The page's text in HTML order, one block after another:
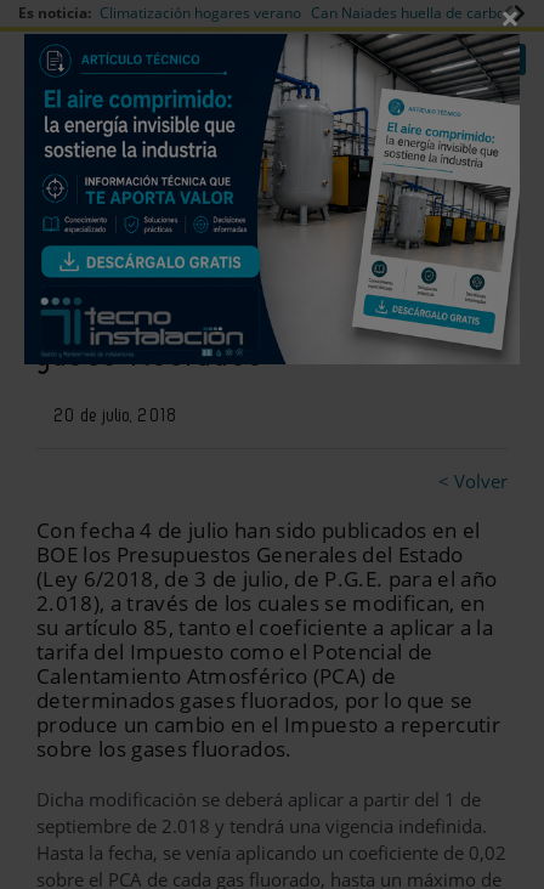
Es noticia: Climatización hogares verano Can Naiades huella de carbono
Redes Sociales Es noticia Login empresas Registro
Agremia informa sobre las
nuevas tarifas del impuesto de
gases fluorados
20 de julio, 2018
< Volver
Con fecha 4 de julio han sido publicados en el
BOE los Presupuestos Generales del Estado
(Ley 6/2018, de 3 de julio, de P.G.E. para el año
2.018), a través de los cuales se modifican, en
su artículo 85, tanto el coeficiente a aplicar a la
tarifa del Impuesto como el Potencial de
Calentamiento Atmosférico (PCA) de
determinados gases fluorados, por lo que se
produce un cambio en el Impuesto a repercutir
sobre los gases fluorados.
Dicha modificación se deberá aplicar a partir del 1 de
septiembre de 2.018 y tendrá una vigencia indefinida.
Hasta la fecha, se venía aplicando un coeficiente de 0,02
sobre el PCA de cada gas fluorado, hasta un máximo de
×